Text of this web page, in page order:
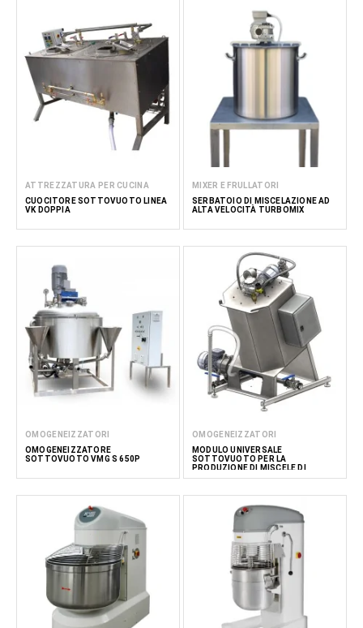
ATTREZZATURA PER CUCINA
CUOCITORE SOTTOVUOTO LINEA
VK DOPPIA
MIXER E FRULLATORI
SERBATOIO DI MISCELAZIONE AD
ALTA VELOCITÀ TURBOMIX
OMOGENEIZZATORI
OMOGENEIZZATORE
SOTTOVUOTO VMG S 650P
OMOGENEIZZATORI
MODULO UNIVERSALE
SOTTOVUOTO PER LA
PRODUZIONE DI MISCELE DI
GELATO A BASE DI LATTE 100